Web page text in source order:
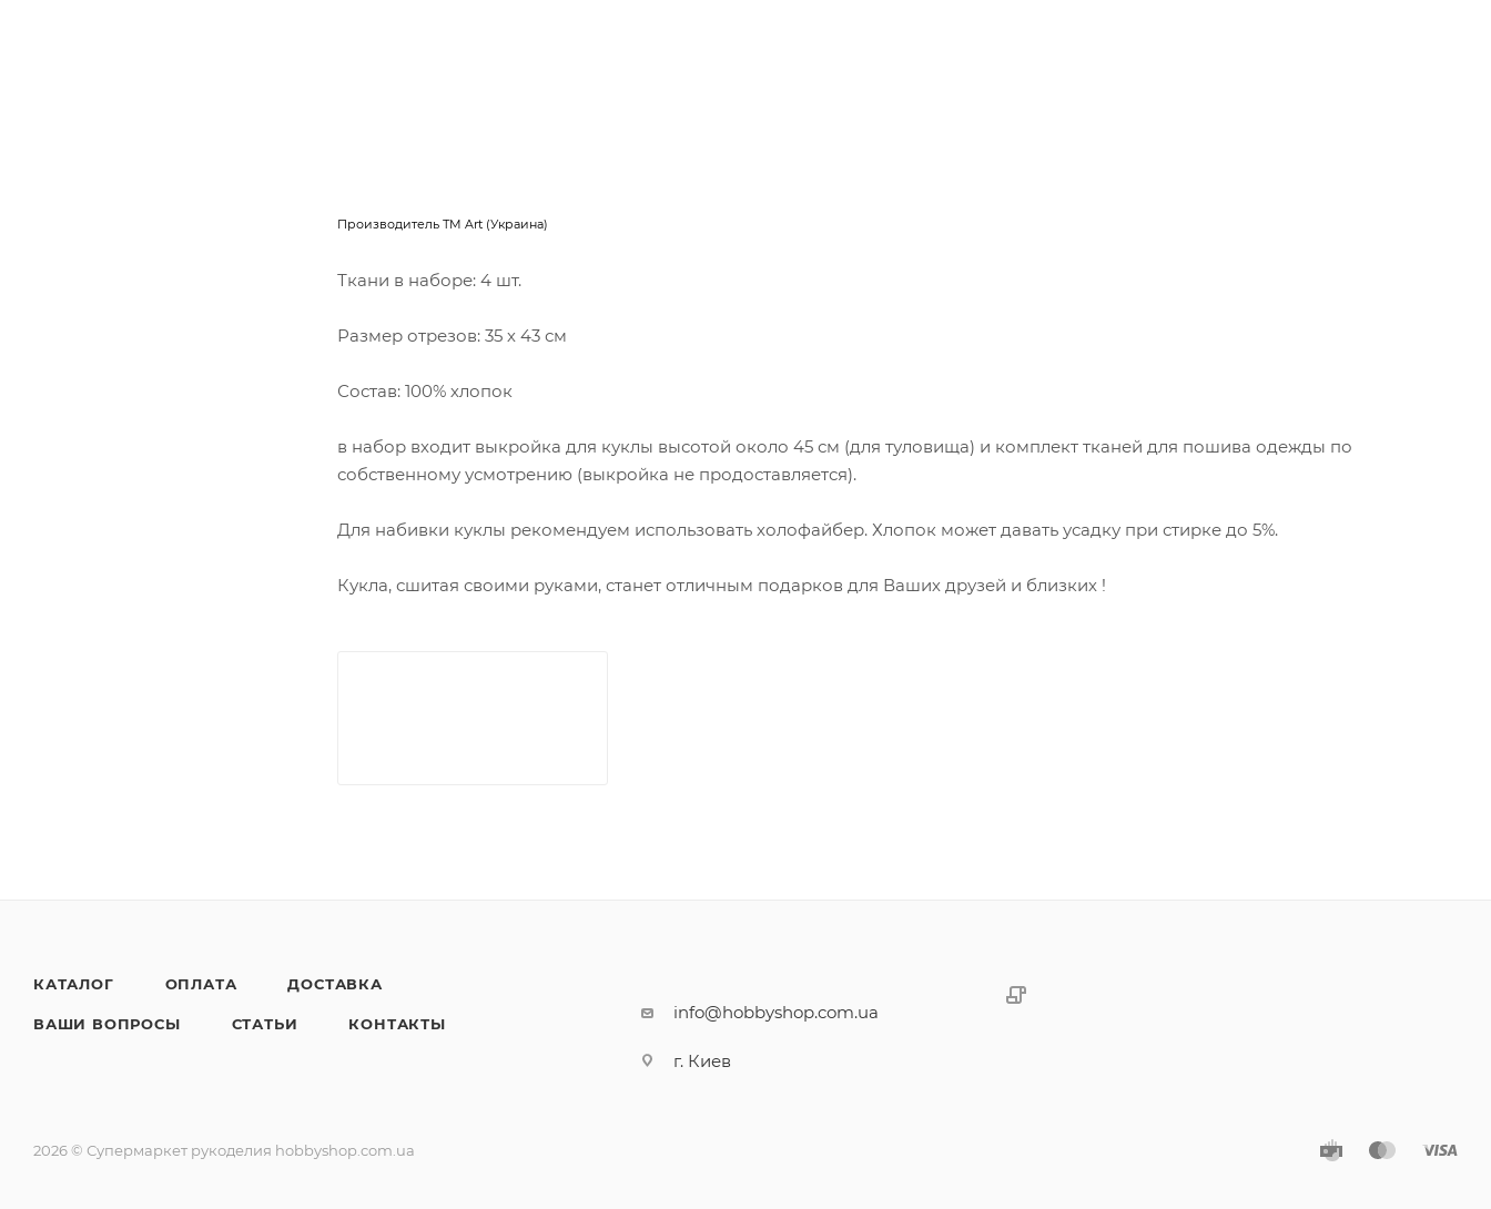
Производитель ТМ Art (Украина)
Ткани в наборе: 4 шт.
Размер отрезов: 35 х 43 см
Состав: 100% хлопок
в набор входит выкройка для куклы высотой около 45 см (для туловища) и комплект тканей для пошива одежды по
собственному усмотрению (выкройка не продоставляется).
Для набивки куклы рекомендуем использовать холофайбер. Хлопок может давать усадку при стирке до 5%.
Кукла, сшитая своими руками, станет отличным подарков для Ваших друзей и близких !
КАТАЛОГ ОПЛАТА ДОСТАВКА
ВАШИ ВОПРОСЫ СТАТЬИ КОНТАКТЫ
info@hobbyshop.com.ua
г. Киев
2026 © Супермаркет рукоделия hobbyshop.com.ua